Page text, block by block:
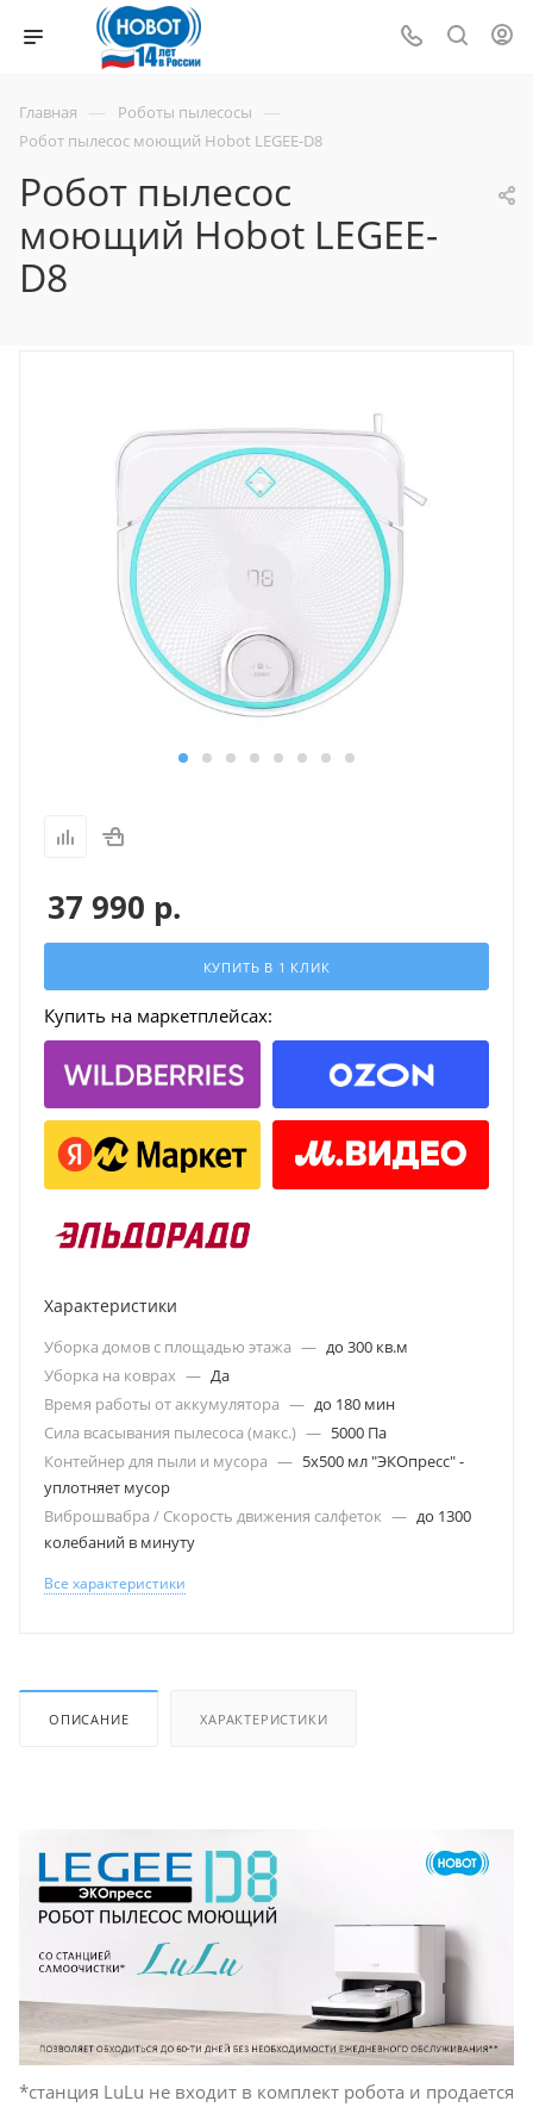
Главная — Роботы пылесосы —
Робот пылесос моющий Hobot LEGEE-D8
Робот пылесос
моющий Hobot LEGEE-
D8
37 990 р.
КУПИТЬ В 1 КЛИК
Купить на маркетплейсах:
Характеристики
Уборка домов с площадью этажа — до 300 кв.м
Уборка на коврах — Да
Время работы от аккумулятора — до 180 мин
Сила всасывания пылесоса (макс.) — 5000 Па
Контейнер для пыли и мусора — 5х500 мл "ЭКОпресс" -
уплотняет мусор
Виброшвабра / Скорость движения салфеток — до 1300
колебаний в минуту
Все характеристики
ОПИСАНИЕ ХАРАКТЕРИСТИКИ
*станция LuLu не входит в комплект робота и продается